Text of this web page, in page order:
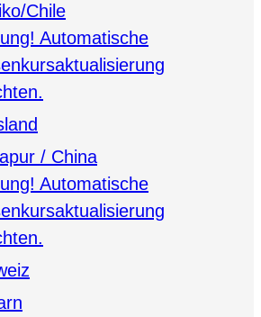
Chile
Automatische
/ China
Automatische